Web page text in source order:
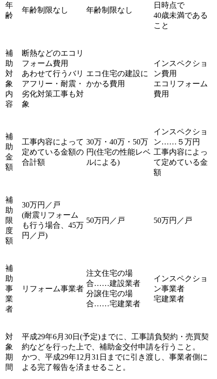
年
齢
年齢制限なし 年齢制限なし
日時点で
40歳未満である
こと
補
助
対
象
内
容
断熱などのエコリ
フォーム費用
あわせて行うバリ
アフリー・耐震・
劣化対策工事も対
象
エコ住宅の建設に
かかる費用
インスペクショ
ン費用
エコリフォーム
費用
補
助
金
額
工事内容によって
定めている金額の
合計額
30万・40万・50万
円(住宅の性能レベ
ルによる)
インスペクショ
ン……５万円
工事内容によっ
て定めている金
額
補
助
限
度
額
30万円／戸
(耐震リフォーム
も行う場合、45万
円／戸)
50万円／戸 50万円／戸
補
助
事
業
者
リフォーム事業者
注文住宅の場
合……建設業者
分譲住宅の場
合……宅建業者
インスペクショ
ン事業者
宅建業者
対
象
期
間
平成29年6月30日(予定)までに、工事請負契約・売買契
約などを行った上で、補助金交付申請を行うこと。
かつ、平成29年12月31日までに引き渡し、事業者側に
よる完了報告を済ませること。